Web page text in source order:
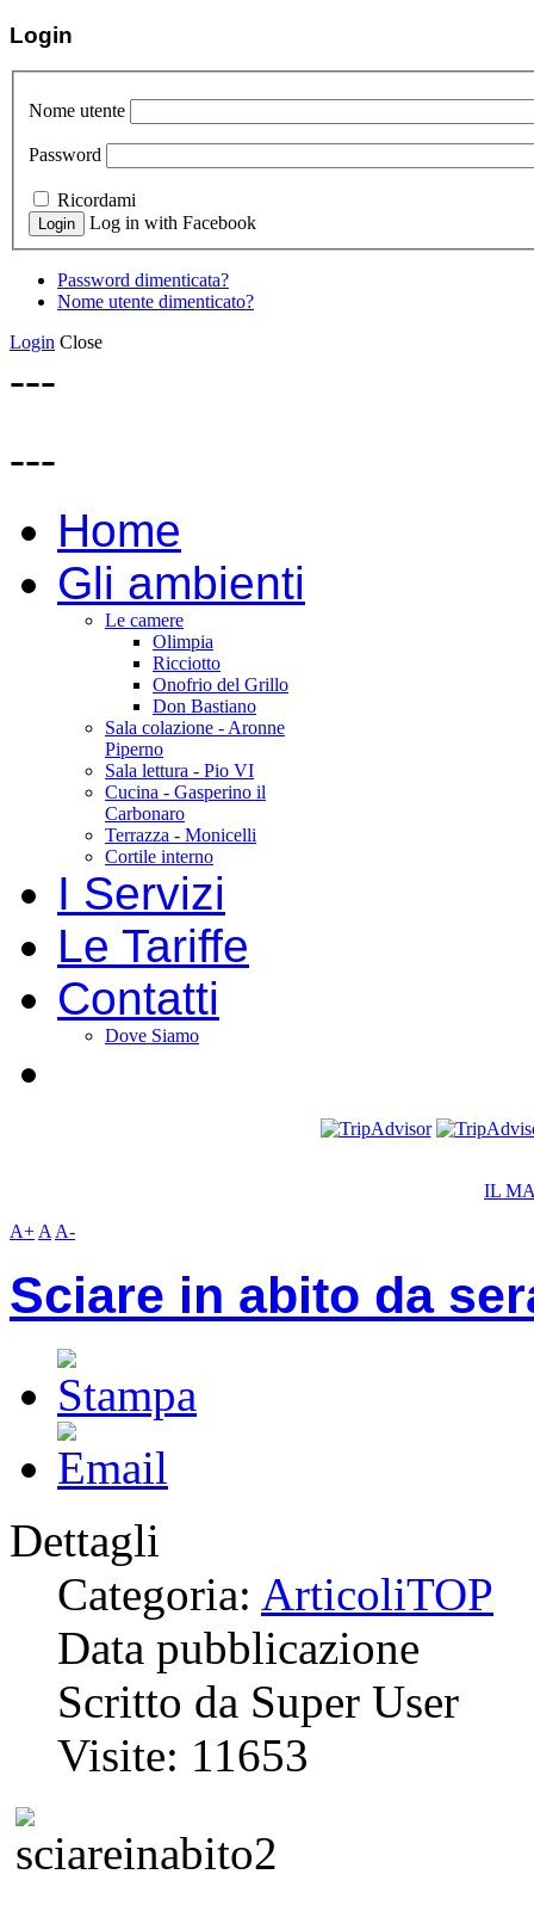
Login
Nome utente
Password
Ricordami
Log in with Facebook
Password dimenticata?
Nome utente dimenticato?
Login Close
---
---
Home
Gli ambienti
Le camere
Olimpia
Ricciotto
Onofrio del Grillo
Don Bastiano
Sala colazione - Aronne
Piperno
Sala lettura - Pio VI
Cucina - Gasperino il
Carbonaro
Terrazza - Monicelli
Cortile interno
I Servizi
Le Tariffe
Contatti
Dove Siamo
IL
A+AA-
Sciare in abito da
Dettagli
Categoria: ArticoliTOP
Data pubblicazione
Scritto da Super User
Visite: 11653